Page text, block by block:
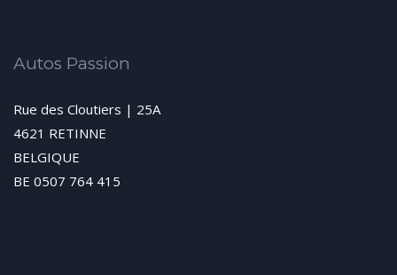
Autos Passion
Rue des Cloutiers | 25A
4621 RETINNE
BELGIQUE
BE 0507 764 415